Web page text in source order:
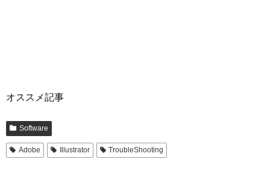
オススメ記事
Software
Adobe Illustrator TroubleShooting